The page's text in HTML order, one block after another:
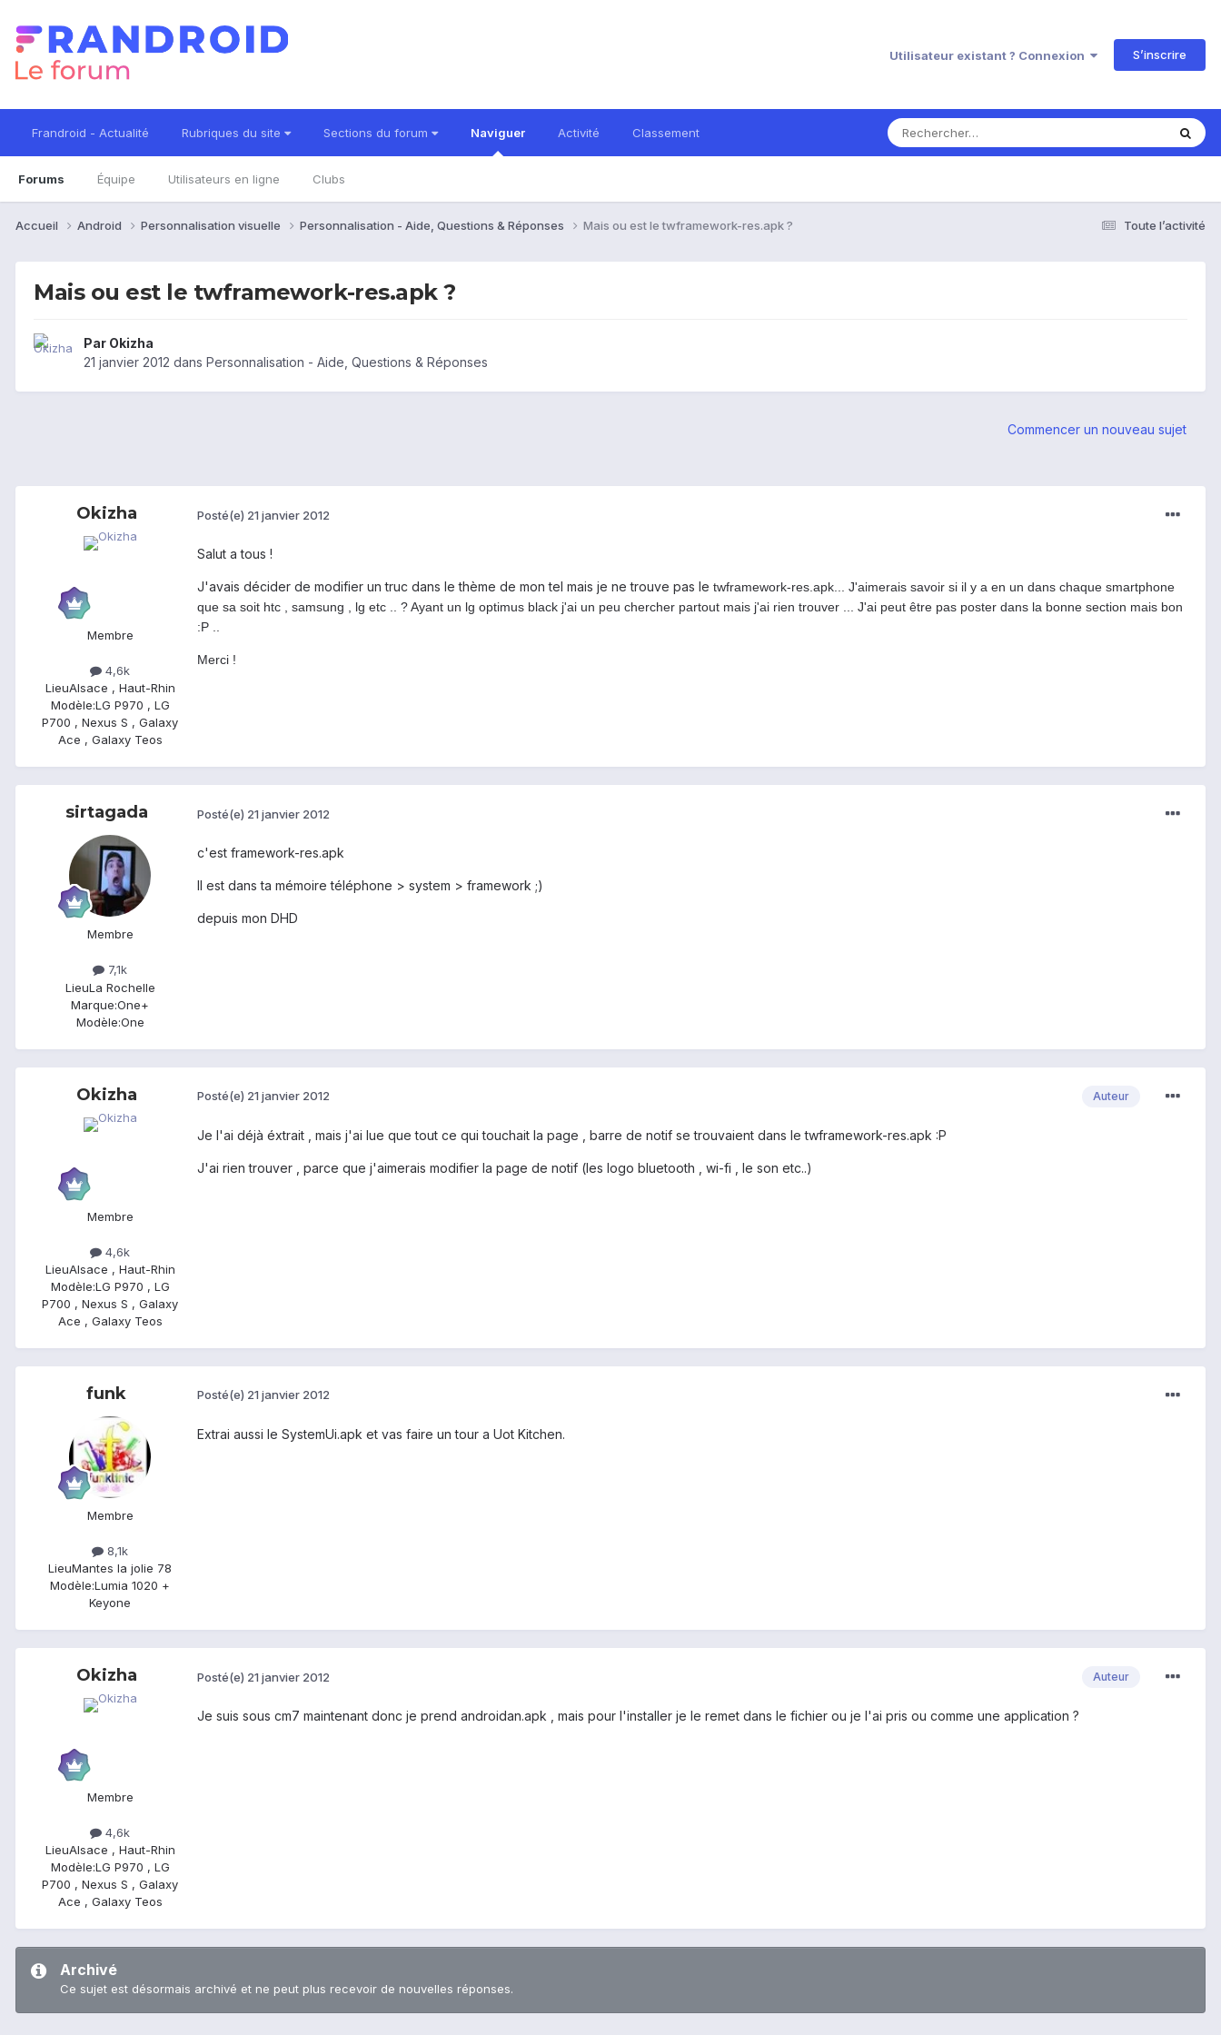
Utilisateur existant ? Connexion S’inscrire
Frandroid - Actualité Rubriques du site Sections du forum Naviguer
Forums Équipe Utilisateurs en ligne Clubs
Activité Classement
Toute l’activité
Accueil Android Personnalisation visuelle Personnalisation - Aide, Questions & Réponses Mais ou est le twframework-res.apk ?
Mais ou est le twframework-res.apk ?
Par Okizha
21 janvier 2012 dans Personnalisation - Aide, Questions & Réponses
Commencer un nouveau sujet
Okizha
Membre
4,6k
LieuAlsace , Haut-Rhin
Modèle:LG P970 , LG
P700 , Nexus S , Galaxy
Ace , Galaxy Teos
Posté(e) 21 janvier 2012
Salut a tous !
J'avais décider de modifier un truc dans le thème de mon tel mais je ne trouve pas le twframework-res.apk... J'aimerais savoir si il y a en un dans chaque smartphone
que sa soit htc , samsung , lg etc .. ? Ayant un lg optimus black j'ai un peu chercher partout mais j'ai rien trouver ... J'ai peut être pas poster dans la bonne section mais bon
:P ..
Merci !
sirtagada
Membre
7,1k
LieuLa Rochelle
Marque:One+
Modèle:One
Posté(e) 21 janvier 2012
c'est framework-res.apk
Il est dans ta mémoire téléphone > system > framework ;)
depuis mon DHD
Okizha
Membre
4,6k
LieuAlsace , Haut-Rhin
Modèle:LG P970 , LG
P700 , Nexus S , Galaxy
Ace , Galaxy Teos
Auteur
Posté(e) 21 janvier 2012
Je l'ai déjà éxtrait , mais j'ai lue que tout ce qui touchait la page , barre de notif se trouvaient dans le twframework-res.apk :P
J'ai rien trouver , parce que j'aimerais modifier la page de notif (les logo bluetooth , wi-fi , le son etc..)
funk
Membre
8,1k
LieuMantes la jolie 78
Modèle:Lumia 1020 +
Keyone
Posté(e) 21 janvier 2012
Extrai aussi le SystemUi.apk et vas faire un tour a Uot Kitchen.
Okizha
Membre
4,6k
LieuAlsace , Haut-Rhin
Modèle:LG P970 , LG
P700 , Nexus S , Galaxy
Ace , Galaxy Teos
Auteur
Posté(e) 21 janvier 2012
Je suis sous cm7 maintenant donc je prend androidan.apk , mais pour l'installer je le remet dans le fichier ou je l'ai pris ou comme une application ?
Archivé
Ce sujet est désormais archivé et ne peut plus recevoir de nouvelles réponses.